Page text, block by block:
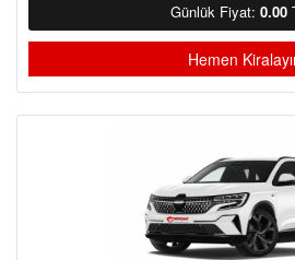
Günlük Fiyat: 0.00
Hemen